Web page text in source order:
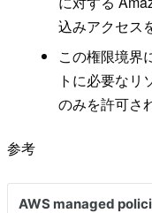
込みアクセス
この権限境界
トに必要なリ
のみを許可さ
参考